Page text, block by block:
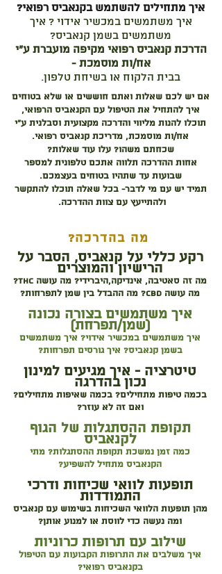
איך מתחילים להשתמש בקנאביס רפואי?
איך משתמשים במכשיר אידוי ? איך
משתמשים בשמן קנאביס?
הדרכת קנאביס רפואי מקיפה מועברת ע"י
אח/ות מוסמכת -
בבית הלקוח או בשיחת טלפון.
אם יש לכם שאלות ואתם חוששים או שלא בטוחים
איך להתחיל את הטיפול עם הקנאביס הרפואי,
תוכלו להנות מליווי והדרכה מקצועית וסבלנית ע"י
אח/ות מוסמכת, מדריכת קנאביס רפואי.
שכחתם משהו? עלו עוד שאלות?
אחות ההדרכה תלווה אתכם טלפונית למספר
שבועות עד שתהיו בטוחים בעצמכם.
תמיד יש עם מי לדבר- בכל שאלה תוכלו להתקשר
ולהתייעץ עם צוות ההדרכה.
מה בהדרכה?
רקע כללי על קנאביס, הסבר על
הרישיון והמוצרים
מה זה סאטיבה, אינדיקה,היברידי? מה עושה THC?
מה עושה CBD? מה ההבדל בין שמן לתפרחות?
איך משתמשים בצורה נכונה
(שמן/תפרחת)
איך משתמשים במכשיר אידוי? איך משתמשים
בשמן קנאביס? איך גורסים תפרחות?
טיטרציה - איך מגיעים למינון
נכון בהדרגה
בכמה טיפות מתחילים? בכמה שאיפות מתחילים?
ואם זה לא עוזר?
תקופת ההסתגלות של הגוף
לקנאביס
כמה זמן נמשכת תקופת ההסתגלות? מתי
הקנאביס מתחיל להשפיע?
תופעות לוואי שכיחות ודרכי
התמודדות
מהן תופעות הלוואי השכיחות בשימוש עם קנאביס
ומה נעשה כדי לווסת או למנוע אותן?
שילוב עם תרופות כרוניות
איך משלבים את התרופות הקבועות עם הטיפול
בקנאביס רפואי?